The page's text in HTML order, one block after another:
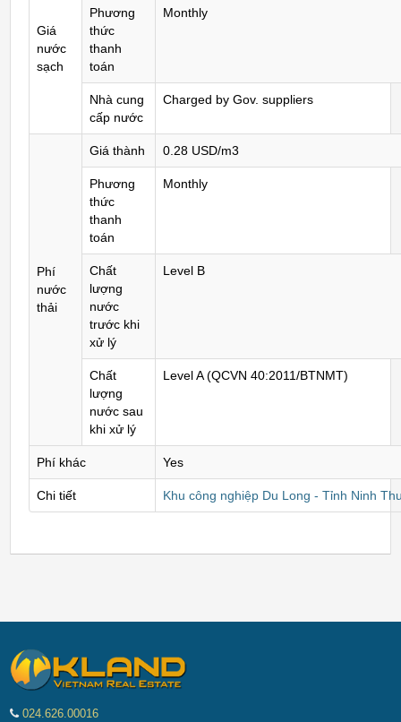
Giá
nước
sạch
Phương
thức
thanh
toán
Monthly
Nhà cung
cấp nước
Charged by Gov. suppliers
Phí
nước
thải
Giá thành 0.28 USD/m3
Phương
thức
thanh
toán
Monthly
Chất
lượng
nước
trước khi
xử lý
Level B
Chất
lượng
nước sau
khi xử lý
Level A (QCVN 40:2011/BTNMT)
Phí khác Yes
Chi tiết Khu công nghiệp Du Long - Tỉnh Ninh
024.626.00016